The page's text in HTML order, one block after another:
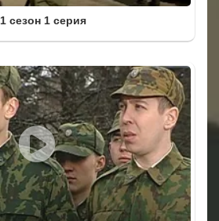
1 сезон 1 серия